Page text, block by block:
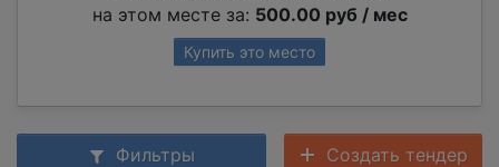
на этом месте за: 500.00 руб / мес
Купить это место
Фильтры Создать тендер